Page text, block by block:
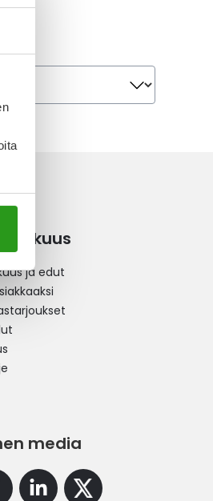
ja edut
media
LinkedinX